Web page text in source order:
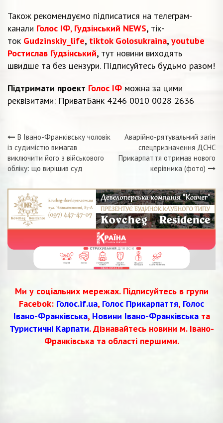
Також рекомендуємо підписатися на телеграм-
канали Голос ІФ, Гудзінський NEWS, тік-
ток Gudzinskiy_life, tiktok Golosukraina, youtube
Ростислав Гудзінський, тут новини виходять
швидше та без цензури. Підписуйтесь будьмо разом!
Підтримати проект Голос ІФ можна за цими
реквізитами: ПриватБанк 4246 0010 0028 2636
Навігація
записів
В Івано-Франківську чоловік
із судимістю вимагав
виключити його з військового
обліку: що вирішив суд
Аварійно-рятувальний загін
спецпризначення ДСНС
Прикарпаття отримав нового
керівника (фото)
Ми у соціальних мережах. Підписуйтесь в групи
Facebok: Голос.if.ua, Голос Прикарпаття, Голос
Івано-Франківська, Новини Івано-Франківськата
Туристичні Карпати. Дізнавайтесь новини м. Івано-
Франківська та області першими.